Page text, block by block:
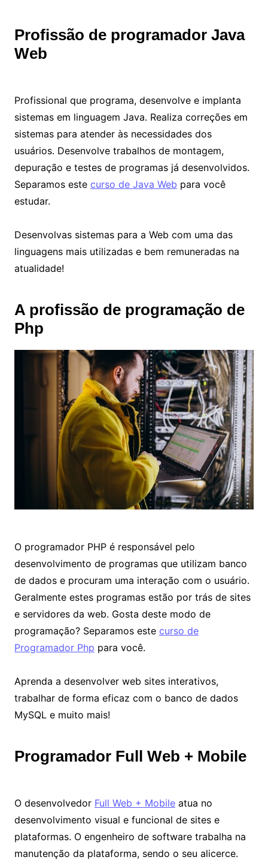
Profissão de programador Java
Web
Profissional que programa, desenvolve e implanta
sistemas em linguagem Java. Realiza correções em
sistemas para atender às necessidades dos
usuários. Desenvolve trabalhos de montagem,
depuração e testes de programas já desenvolvidos.
Separamos este curso de Java Web para você
estudar.
Desenvolvas sistemas para a Web com uma das
linguagens mais utilizadas e bem remuneradas na
atualidade!
A profissão de programação de
Php
O programador PHP é responsável pelo
desenvolvimento de programas que utilizam banco
de dados e procuram uma interação com o usuário.
Geralmente estes programas estão por trás de sites
e servidores da web. Gosta deste modo de
programação? Separamos este curso de
Programador Php para você.
Aprenda a desenvolver web sites interativos,
trabalhar de forma eficaz com o banco de dados
MySQL e muito mais!
Programador Full Web + Mobile
O desenvolvedor Full Web + Mobileatua no
desenvolvimento visual e funcional de sites e
plataformas. O engenheiro de software trabalha na
manutenção da plataforma, sendo o seu alicerce.